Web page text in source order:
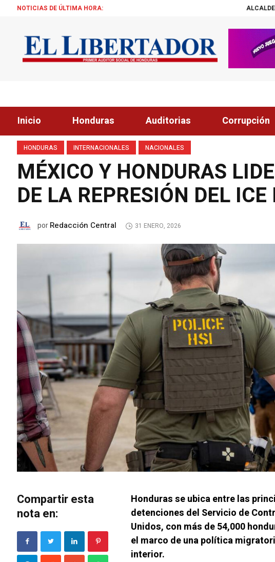
NOTICIAS DE ÚLTIMA HORA: ALCALDE ZELAYA
Inicio Honduras Auditorias Corrupción
HONDURAS INTERNACIONALES NACIONALES
MÉXICO Y HONDURAS
DE LA REPRESIÓN DEL ICE
porRedacción Central 31 ENERO, 2026
Compartir esta
nota en:
Honduras se ubica entre las
detenciones del Servicio de
Unidos, con más de 54,000
el marco de una política
interior.